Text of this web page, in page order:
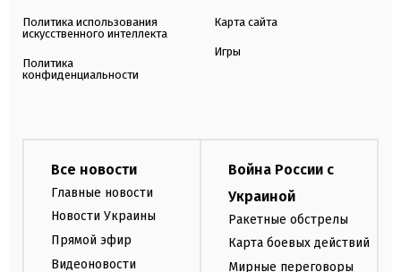
Политика использования
искусственного интеллекта
Политика
конфиденциальности
Карта сайта
Игры
Все новости
Главные новости
Новости Украины
Прямой эфир
Видеоновости
Война России с
Украиной
Ракетные обстрелы
Карта боевых действий
Мирные переговоры